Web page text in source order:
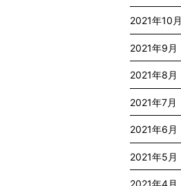
2021年10月
2021年9月
2021年8月
2021年7月
2021年6月
2021年5月